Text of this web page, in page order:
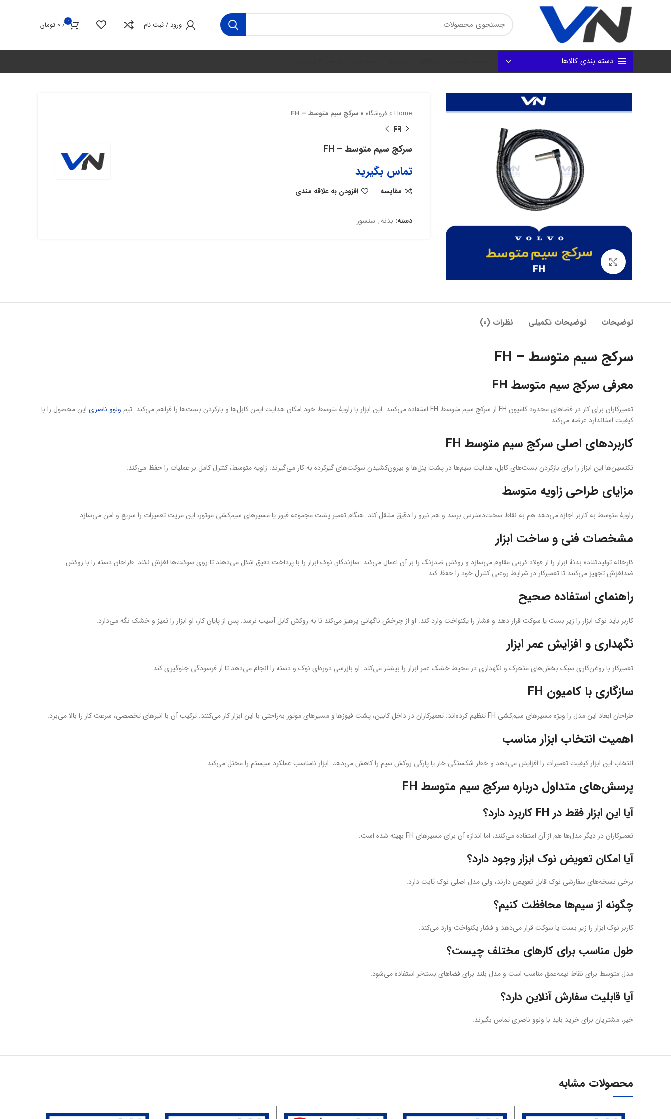
ورود / ثبت نام 0
/
0 تومان
دسته بندی کالاها
بزرگنمایی تصویر
Home
»فروشگاه »سرکج سیم متوسط – FH
سرکج سیم متوسط – FH
تماس بگیرید
مقایسه افزودن به علاقه مندی
دسته: بدنه, سنسور
توضیحات توضیحات تکمیلی نظرات (0)
سرکج سیم متوسط – FH
معرفی سرکج سیم متوسط FH
تعمیرکاران برای کار در فضاهای محدود کامیون FH از سرکج سیم متوسط FH استفاده می‌کنند. این ابزار با زاویهٔ متوسط خود امکان هدایت ایمن کابل‌ها و بازکردن بست‌ها را فراهم می‌کند. تیم ولوو ناصری این محصول را با
کیفیت استاندارد عرضه می‌کند.
کاربردهای اصلی سرکج سیم متوسط FH
تکنسین‌ها این ابزار را برای بازکردن بست‌های کابل، هدایت سیم‌ها در پشت پنل‌ها و بیرون‌کشیدن سوکت‌های گیرکرده به کار می‌گیرند. زاویه متوسط، کنترل کامل بر عملیات را حفظ می‌کند.
مزایای طراحی زاویه متوسط
زاویهٔ متوسط به کاربر اجازه می‌دهد هم به نقاط سخت‌دسترس برسد و هم نیرو را دقیق منتقل کند. هنگام تعمیر پشت مجموعه فیوز یا مسیرهای سیم‌کشی موتور، این مزیت تعمیرات را سریع و امن می‌سازد.
مشخصات فنی و ساخت ابزار
کارخانه تولیدکننده بدنهٔ ابزار را از فولاد کربنی مقاوم می‌سازد و روکش ضدزنگ را بر آن اعمال می‌کند. سازندگان نوک ابزار را با پرداخت دقیق شکل می‌دهند تا روی سوکت‌ها لغزش نکند. طراحان دسته را با روکش
ضدلغزش تجهیز می‌کنند تا تعمیرکار در شرایط روغنی کنترل خود را حفظ کند.
راهنمای استفاده صحیح
کاربر باید نوک ابزار را زیر بست یا سوکت قرار دهد و فشار را یکنواخت وارد کند. او از چرخش ناگهانی پرهیز می‌کند تا به روکش کابل آسیب نرسد. پس از پایان کار، او ابزار را تمیز و خشک نگه می‌دارد.
نگهداری و افزایش عمر ابزار
تعمیرکار با روغن‌کاری سبک بخش‌های متحرک و نگهداری در محیط خشک عمر ابزار را بیشتر می‌کند. او بازرسی دوره‌ای نوک و دسته را انجام می‌دهد تا از فرسودگی جلوگیری کند.
سازگاری با کامیون FH
طراحان ابعاد این مدل را ویژه مسیرهای سیم‌کشی FH تنظیم کرده‌اند. تعمیرکاران در داخل کابین، پشت فیوزها و مسیرهای موتور به‌راحتی با این ابزار کار می‌کنند. ترکیب آن با انبرهای تخصصی، سرعت کار را بالا می‌برد.
اهمیت انتخاب ابزار مناسب
انتخاب این ابزار کیفیت تعمیرات را افزایش می‌دهد و خطر شکستگی خار یا پارگی روکش سیم را کاهش می‌دهد. ابزار نامناسب عملکرد سیستم را مختل می‌کند.
پرسش‌های متداول درباره سرکج سیم متوسط FH
آیا این ابزار فقط در FH کاربرد دارد؟
تعمیرکاران در دیگر مدل‌ها هم از آن استفاده می‌کنند، اما اندازه آن برای مسیرهای FH بهینه شده است.
آیا امکان تعویض نوک ابزار وجود دارد؟
برخی نسخه‌های سفارشی نوک قابل تعویض دارند، ولی مدل اصلی نوک ثابت دارد.
چگونه از سیم‌ها محافظت کنیم؟
کاربر نوک ابزار را زیر بست یا سوکت قرار می‌دهد و فشار یکنواخت وارد می‌کند.
طول مناسب برای کارهای مختلف چیست؟
مدل متوسط برای نقاط نیمه‌عمق مناسب است و مدل بلند برای فضاهای بسته‌تر استفاده می‌شود.
آیا قابلیت سفارش آنلاین دارد؟
خیر، مشتریان برای خرید باید با ولوو ناصری تماس بگیرند.
محصولات مشابه